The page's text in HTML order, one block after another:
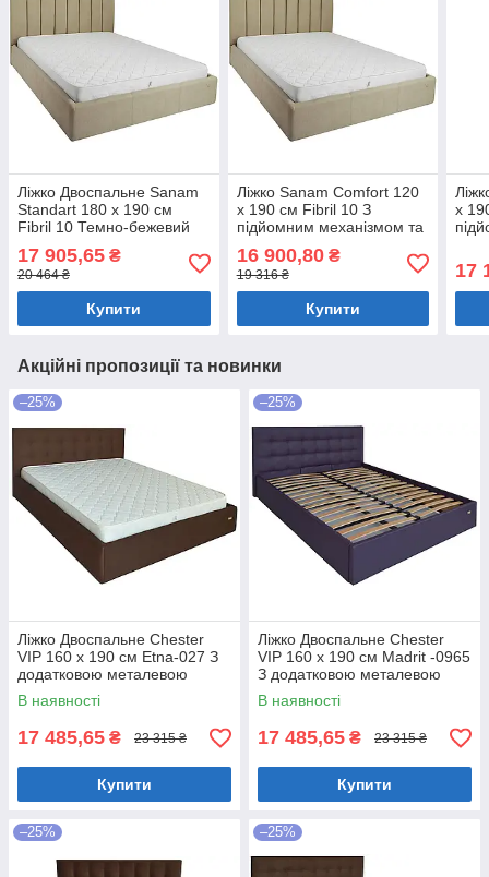
Ліжко Двоспальне Sanam
Standart 180 х 190 см
Fibril 10 Темно-бежевий
17 905,65 ₴
20 464 ₴
Купити
Ліжко Sanam Comfort 120
х 190 см Fibril 10 З
підйомним механізмом та
нішою для білизни Темно-
бежевий
16 900,80₴
19 316 ₴
Купити
х
17
Акційні пропозиції та новинки
–25%
Ліжко Двоспальне Chester
VIP 160 х 190 см Etna-027 З
додатковою металевою
цільнозварною рамою
Коричневий
В наявності
17 485,65 ₴ 23 315 ₴
Купити
–25%
Ліжко Двоспальне Chester
VIP 160 х 190 см Madrit -0965
З додатковою металевою
цільнозварною рамою
Фіолетовий
В наявності
17 485,65 ₴ 23 315 ₴
Купити
–25% –25%